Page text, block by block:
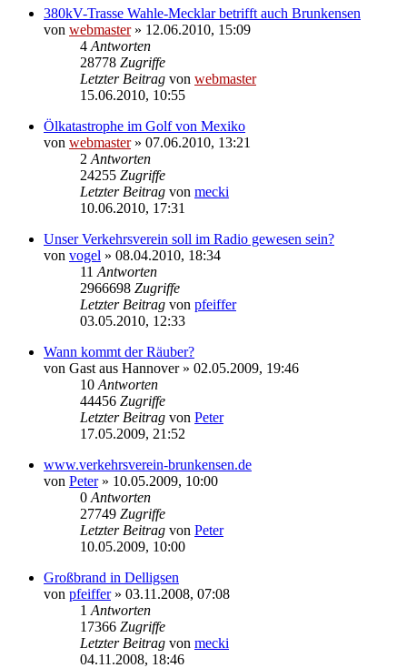
380kV-Trasse Wahle-Mecklar betrifft auch Brunkensen
von webmaster» 12.06.2010, 15:09
4 Antworten
28778 Zugriffe
Letzter Beitrag von webmaster
15.06.2010, 10:55
Ölkatastrophe im Golf von Mexiko
von webmaster» 07.06.2010, 13:21
2 Antworten
24255 Zugriffe
Letzter Beitrag von mecki
10.06.2010, 17:31
Unser Verkehrsverein soll im Radio gewesen sein?
von vogel » 08.04.2010, 18:34
11 Antworten
2966698 Zugriffe
Letzter Beitrag von pfeiffer
03.05.2010, 12:33
Wann kommt der Räuber?
von Gast aus Hannover» 02.05.2009, 19:46
10 Antworten
44456 Zugriffe
Letzter Beitrag von Peter
17.05.2009, 21:52
www.verkehrsverein-brunkensen.de
von Peter» 10.05.2009, 10:00
0 Antworten
27749 Zugriffe
Letzter Beitrag von Peter
10.05.2009, 10:00
Großbrand in Delligsen
von pfeiffer» 03.11.2008, 07:08
1 Antworten
17366 Zugriffe
Letzter Beitrag von mecki
04.11.2008, 18:46